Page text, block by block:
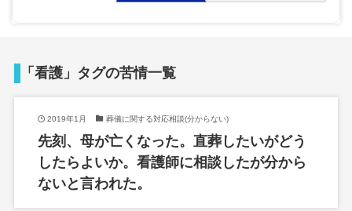
「看護」タグの苦情一覧
2019年1月 葬儀に関する対応相談(分からない)
先刻、母が亡くなった。直葬したいがどう
したらよいか。看護師に相談したが分から
ないと言われた。